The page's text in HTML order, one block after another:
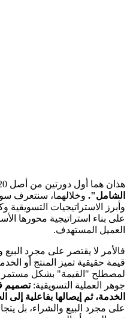
هذان هما أول دورتين من أصل 20 دورة في
الشامل". وخلالهما، سنتعرف
وأبرز الاستراتيجيات التسويقية
على بناء استراتيجية محورها
العميل المستهدف.
فالأمر لا يقتصر على مجرد البيع
قيمة حقيقية تميز المنتج أو
لمصطلح "القيمة" بشكل مستمر
جوهر العملية التسويقية:تصميم
الخدمة، ثم إيصالها بفاعلية
على مجرد البيع والشراء، بل